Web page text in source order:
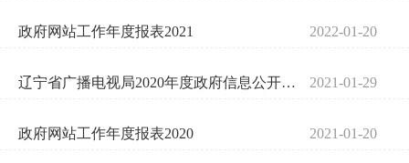
政府网站工作年度报表2021 2022-01-20
辽宁省广播电视局2020年度政府信息公开工作报告 2021-01-29
政府网站工作年度报表2020 2021-01-20